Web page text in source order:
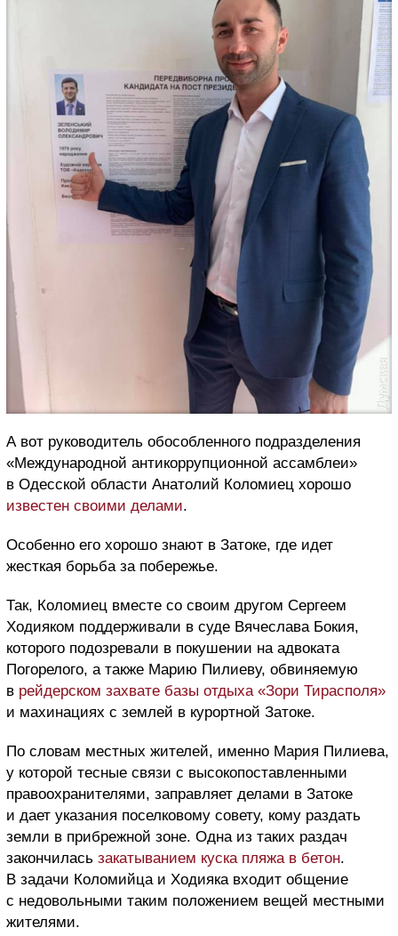
А вот руководитель обособленного подразделения
«Международной антикоррупционной ассамблеи»
в Одесской области Анатолий Коломиец хорошо
известен своими делами.
Особенно его хорошо знают в Затоке, где идет
жесткая борьба за побережье.
Так, Коломиец вместе со своим другом Сергеем
Ходияком поддерживали в суде Вячеслава Бокия,
которого подозревали в покушении на адвоката
Погорелого, а также Марию Пилиеву, обвиняемую
в рейдерском захвате базы отдыха «Зори Тирасполя»
и махинациях с землей в курортной Затоке.
По словам местных жителей, именно Мария Пилиева,
у которой тесные связи с высокопоставленными
правоохранителями, заправляет делами в Затоке
и дает указания поселковому совету, кому раздать
земли в прибрежной зоне. Одна из таких раздач
закончилась закатыванием куска пляжа в бетон.
В задачи Коломийца и Ходияка входит общение
с недовольными таким положением вещей местными
жителями.